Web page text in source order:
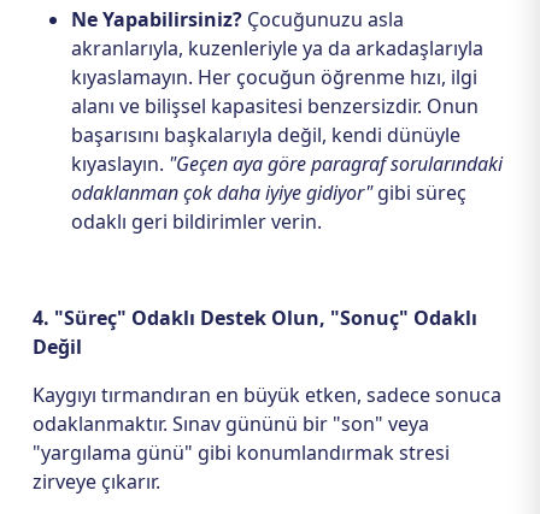
Ne Yapabilirsiniz? Çocuğunuzu asla
akranlarıyla, kuzenleriyle ya da arkadaşlarıyla
kıyaslamayın. Her çocuğun öğrenme hızı, ilgi
alanı ve bilişsel kapasitesi benzersizdir. Onun
başarısını başkalarıyla değil, kendi dünüyle
kıyaslayın. "Geçen aya göre paragraf sorularındaki
odaklanman çok daha iyiye gidiyor"gibi süreç
odaklı geri bildirimler verin.
4. "Süreç" Odaklı Destek Olun, "Sonuç" Odaklı
Değil
Kaygıyı tırmandıran en büyük etken, sadece sonuca
odaklanmaktır. Sınav gününü bir "son" veya
"yargılama günü" gibi konumlandırmak stresi
zirveye çıkarır.